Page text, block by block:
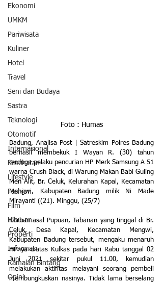
Ekonomi
UMKM
Pariwisata
Kuliner
Hotel
Travel
Seni dan Budaya
Sastra
Teknologi
Otomotif
Internasional
Kesehatan
Lifestyle
Fashion
Film
Hiburan
Properti
Informasi
Ramalan Bintang
Opini
Foto : Humas
Badung, Analisa Post | Satreskim Polres Badung
berhasil membekuk I Wayan R. (30) tahun
terduga pelaku pencurian HP Merk Samsung A 51
warna Crush Black, di Warung Makan Babi Guling
Men Alit, Br. Celuk, Kelurahan Kapal, Kecamatan
Mengwi, Kabupaten Badung milik Ni Made
Mirayanti ((21). Minggu, (25/7)
Korban asal Pupuan, Tabanan yang tinggal di Br.
Celuk, Desa Kapal, Kecamatan Mengwi,
Kabupaten Badung tersebut, mengaku menaruh
HPnya diatas Kulkas pada hari Rabu tanggal 02
Juni 2021 sekitar pukul 11.00, kemudian
melakukan aktifitas melayani seorang pembeli
membungkuskan nasinya. Tidak lama berselang